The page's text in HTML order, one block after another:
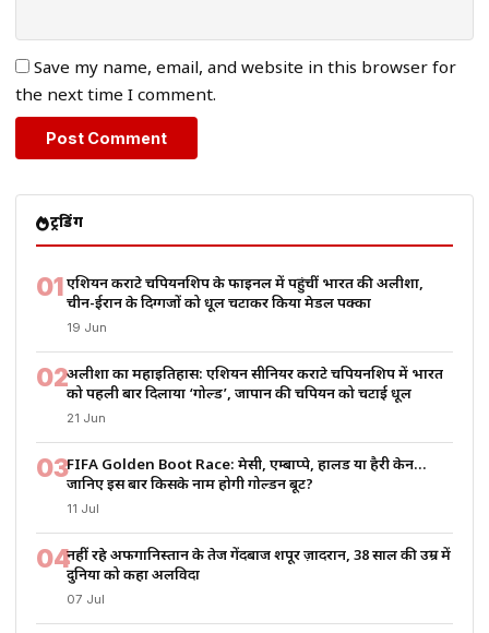
Save my name, email, and website in this browser for
the next time I comment.
ट्रेंडिंग
01एशियन कराटे चैंपियनशिप के फाइनल में पहुंचीं भारत की अलीशा,
चीन-ईरान के दिग्गजों को धूल चटाकर किया मेडल पक्का
19 Jun
02अलीशा का महाइतिहास: एशियन सीनियर कराटे चैंपियनशिप में भारत
को पहली बार दिलाया ‘गोल्ड’, जापान की चैंपियन को चटाई धूल
21 Jun
03FIFA Golden Boot Race: मेसी, एम्बाप्पे, हालैंड या हैरी केन…
जानिए इस बार किसके नाम होगी गोल्डन बूट?
11 Jul
04नहीं रहे अफगानिस्तान के तेज गेंदबाज शपूर ज़ादरान, 38 साल की उम्र में
दुनिया को कहा अलविदा
07 Jul